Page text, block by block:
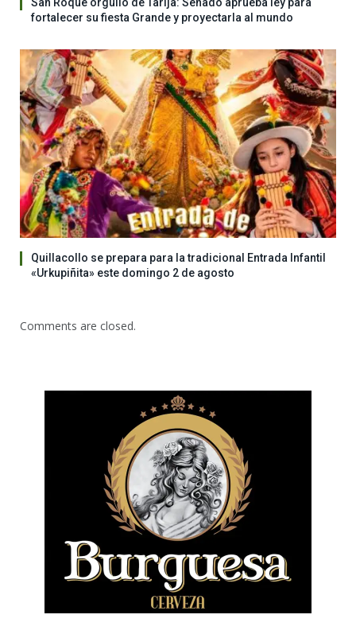
fortalecer su fiesta Grande y proyectarla al mundo
Quillacollo se prepara para la tradicional Entrada Infantil
«Urkupiñita» este domingo 2 de agosto
Comments are closed.